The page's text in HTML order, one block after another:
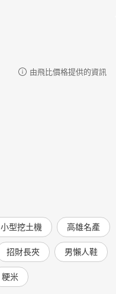
由飛比價格提供的資訊
小型挖土機 高雄名產
招財長夾 男懶人鞋
粳米